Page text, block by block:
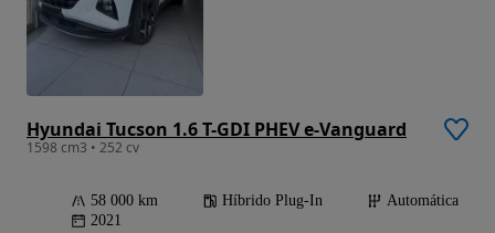
Hyundai Tucson 1.6 T-GDI PHEV e-Vanguard
1598 cm3 • 252 cv
58 000 km Híbrido Plug-In
Automática
2021